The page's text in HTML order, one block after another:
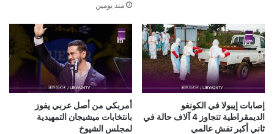
منذ يومين
إصابات إيبولا في الكونغو
الديمقراطية تتجاوز 4 آلاف حالة في
ثاني أكبر تفشٍ عالمي
أمربكي من أصل عربي يفوز
بانتخابات ميشيجان التمهيدية
لمجلس الشيوخ